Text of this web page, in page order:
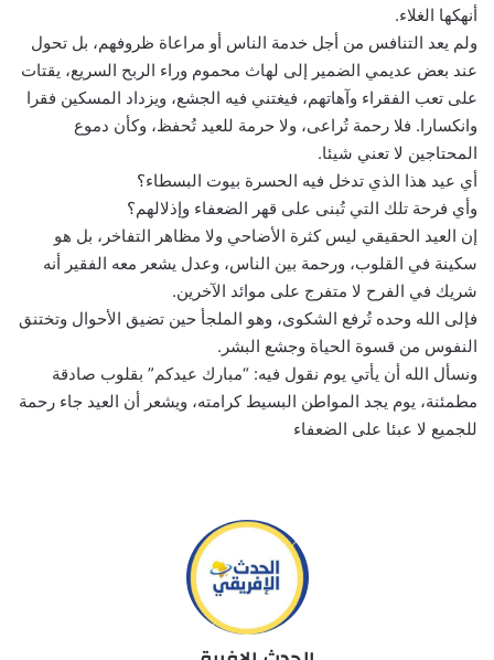
أنهكها الغلاء.
ولم يعد التنافس من أجل خدمة الناس أو مراعاة ظروفهم، بل تحول
عند بعض عديمي الضمير إلى لهاث محموم وراء الربح السريع، يقتات
على تعب الفقراء وآهاتهم، فيغتني فيه الجشع، ويزداد المسكين فقرا
وانكسارا. فلا رحمة تُراعى، ولا حرمة للعيد تُحفظ، وكأن دموع
المحتاجين لا تعني شيئا.
أي عيد هذا الذي تدخل فيه الحسرة بيوت البسطاء؟
وأي فرحة تلك التي تُبنى على قهر الضعفاء وإذلالهم؟
إن العيد الحقيقي ليس كثرة الأضاحي ولا مظاهر التفاخر، بل هو
سكينة في القلوب، ورحمة بين الناس، وعدل يشعر معه الفقير أنه
شريك في الفرح لا متفرج على موائد الآخرين.
فإلى الله وحده تُرفع الشكوى، وهو الملجأ حين تضيق الأحوال وتختنق
النفوس من قسوة الحياة وجشع البشر.
ونسأل الله أن يأتي يوم نقول فيه: “مبارك عيدكم” بقلوب صادقة
مطمئنة، يوم يجد المواطن البسيط كرامته، ويشعر أن العيد جاء رحمة
للجميع لا عبئا على الضعفاء